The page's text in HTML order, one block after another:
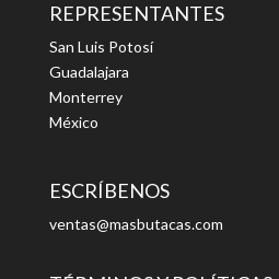
REPRESENTANTES
San Luis Potosí
Guadalajara
Monterrey
México
ESCRÍBENOS
ventas@masbutacas.com